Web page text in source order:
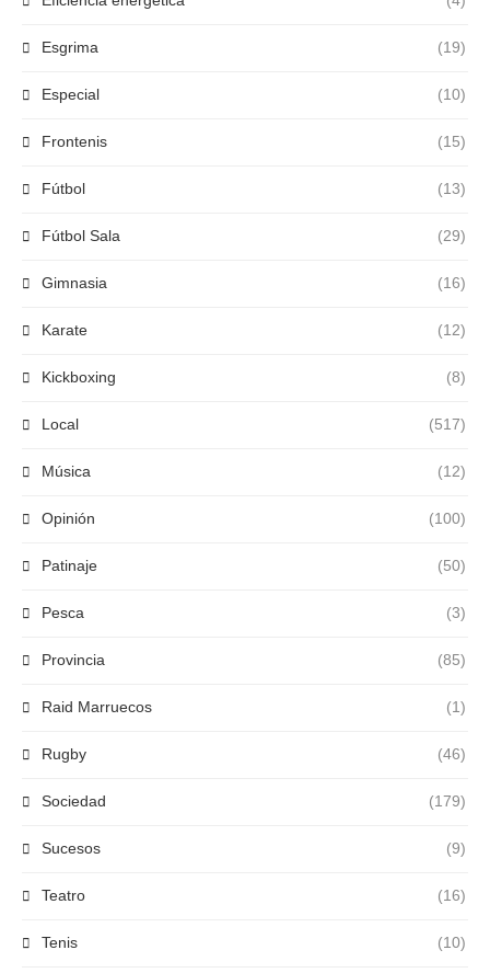
Esgrima (19)
Especial (10)
Frontenis (15)
Fútbol (13)
Fútbol Sala (29)
Gimnasia (16)
Karate (12)
Kickboxing (8)
Local (517)
Música (12)
Opinión (100)
Patinaje (50)
Pesca (3)
Provincia (85)
Raid Marruecos (1)
Rugby (46)
Sociedad (179)
Sucesos (9)
Teatro (16)
Tenis (10)